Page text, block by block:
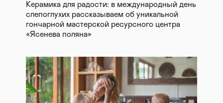
Керамика для радости: в международный день
слепоглухих рассказываем об уникальной
гончарной мастерской ресурсного центра
«Ясенева поляна»